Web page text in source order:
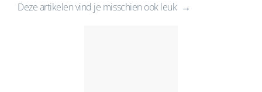
Deze artikelen vind je misschien ook leuk